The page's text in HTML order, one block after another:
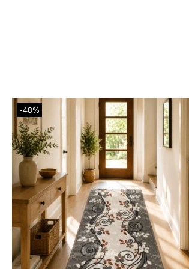
-48%